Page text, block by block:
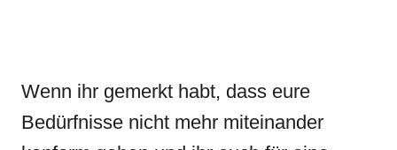
Wenn ihr gemerkt habt, dass eure
Bedürfnisse nicht mehr miteinander